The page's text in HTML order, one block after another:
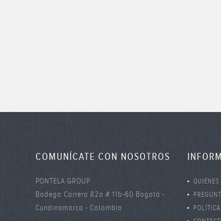
COMUNÍCATE CON NOSOTROS
PONTELA GROUP
Bodega Carrera 82a # 11b-60 Bogotá -
Cundinamarca - Colombia
QUIÉNES